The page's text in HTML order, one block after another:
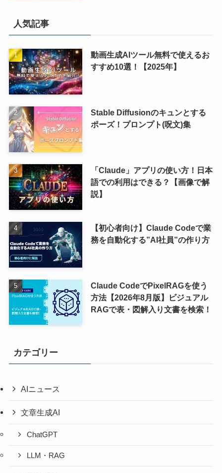
人気記事
動画生成AIツール無料で使えるお
すすめ10選！【2025年】
Stable Diffusionのキュンとする
ポーズ！プロンプト(呪文)集
「Claude」アプリの使い方！日本
語での利用はできる？【画像で解
説】
【初心者向け】Claude Codeで業
務を自動化する”AI社員”の作り方
Claude CodeでPixelRAGを使う
方法【2026年8月版】ビジュアル
RAGで表・図解入り文書を検索！
カテゴリー
AIニュース
文章生成AI
ChatGPT
LLM・RAG